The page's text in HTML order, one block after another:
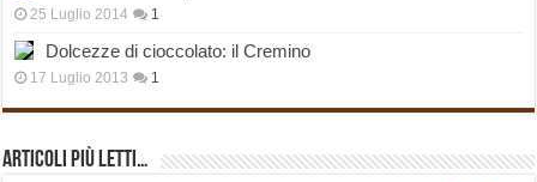
25 Luglio 2014 1
Dolcezze di cioccolato: il Cremino
17 Luglio 2013 1
Articoli più Letti…